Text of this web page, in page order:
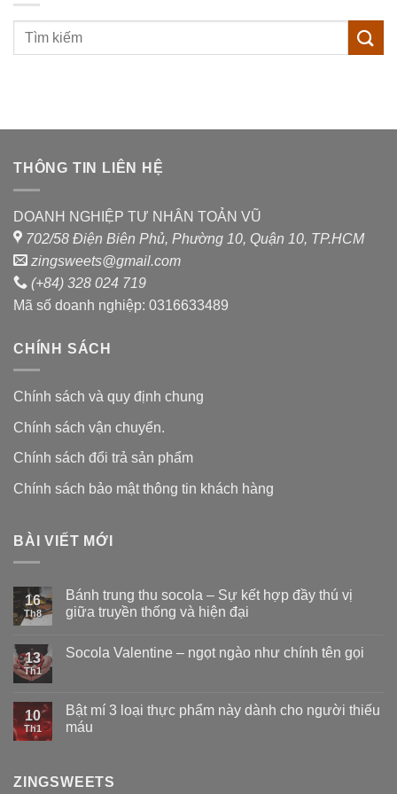
THÔNG TIN LIÊN HỆ
DOANH NGHIỆP TƯ NHÂN TOẢN VŨ
702/58 Điện Biên Phủ, Phường 10, Quận 10, TP.HCM
zingsweets@gmail.com
(+84) 328 024 719
Mã số doanh nghiệp: 0316633489
CHÍNH SÁCH
Chính sách và quy định chung
Chính sách vận chuyển.
Chính sách đổi trả sản phẩm
Chính sách bảo mật thông tin khách hàng
BÀI VIẾT MỚI
16
Th8
Bánh trung thu socola – Sự kết hợp đầy thú vị
giữa truyền thống và hiện đại
13
Th1
Socola Valentine – ngọt ngào như chính tên gọi
10
Th1
Bật mí 3 loại thực phẩm này dành cho người thiếu
máu
ZINGSWEETS